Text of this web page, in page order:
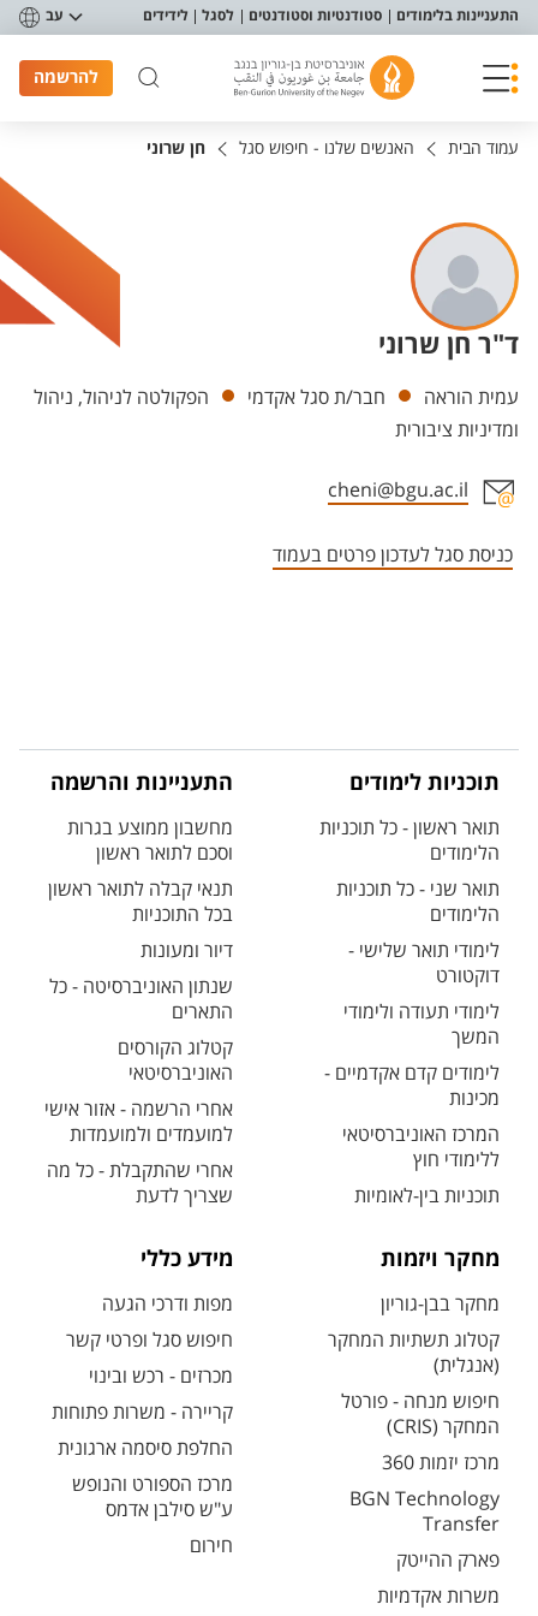
תפריט נגישות
התעניינות בלימודים סטודנטיות וסטודנטים לסגל לידידים עב
להרשמה
עמוד הבית האנשים שלנו - חיפוש סגל חן שרוני
ד"ר חן שרוני
יחידות
עמית הוראה חבר/ת סגל אקדמי
הפקולטה לניהול, ניהול
ומדיניות ציבורית
cheni@bgu.ac.il
כניסת סגל לעדכון פרטים בעמוד
תוכניות לימודים
תואר ראשון - כל תוכניות
הלימודים
תואר שני - כל תוכניות
הלימודים
לימודי תואר שלישי -
דוקטורט
לימודי תעודה ולימודי
המשך
לימודים קדם אקדמיים -
מכינות
המרכז האוניברסיטאי
ללימודי חוץ
תוכניות בין-לאומיות
התעניינות והרשמה
מחשבון ממוצע בגרות
וסכם לתואר ראשון
תנאי קבלה לתואר ראשון
בכל התוכניות
דיור ומעונות
שנתון האוניברסיטה - כל
התארים
קטלוג הקורסים
האוניברסיטאי
אחרי הרשמה - אזור אישי
למועמדים ולמועמדות
אחרי שהתקבלת - כל מה
שצריך לדעת
מחקר ויזמות
מחקר בבן-גוריון
קטלוג תשתיות המחקר
(אנגלית)
חיפוש מנחה - פורטל
המחקר (CRIS)
מרכז יזמות 360
BGN Technology
Transfer
פארק ההייטק
משרות אקדמיות
מידע כללי
מפות ודרכי הגעה
חיפוש סגל ופרטי קשר
מכרזים - רכש ובינוי
קריירה - משרות פתוחות
החלפת סיסמה ארגונית
מרכז הספורט והנופש
ע"ש סילבן אדמס
חירום